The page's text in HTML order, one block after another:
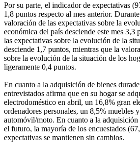
Por su parte, el indicador de expectativas
1,8 puntos respecto al mes anterior.
valoración de las expectativas sobre la
económica del país desciende este mes 3,3
las expectativas sobre la evolución de la
desciende 1,7 puntos, mientras que la
sobre la evolución de la situación de los
ligeramente 0,4 puntos.
En cuanto a la adquisición de bienes
entrevistados afirma que en su hogar se
electrodoméstico en abril, un 16,8% gran
ordenadores personales, un 8,5% muebles
automóvil/moto. En cuanto a la adquisición
el futuro, la mayoría de los encuestados
expectativas se mantienen sin cambios.